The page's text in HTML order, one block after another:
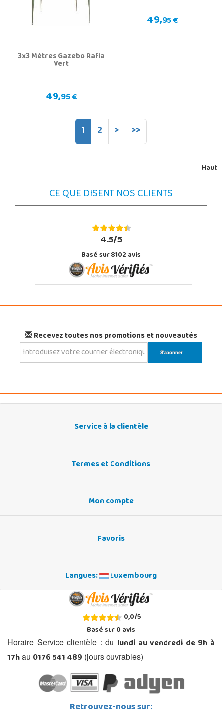
3x3 Mètres Gazebo Rafia
Vert
49,95 €
49,95 €
1 2 > >>
Haut
CE QUE DISENT NOS CLIENTS
4.5/5
Basé sur 8102 avis
Recevez toutes nos promotions et nouveautés
Service à la clientèle
Termes et Conditions
Mon compte
Favoris
Langues: Luxembourg
0,0/5
Basé sur0avis
Horaire Service clientèle : du lundi au vendredi de 9h à
17hau 0176 541 489 (jours ouvrables)
Retrouvez-nous sur: